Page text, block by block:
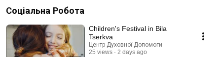
Соціальна Робота
Children's Festival in Bila
Tserkva
Центр Духовної Допомоги
25 views
2 days ago